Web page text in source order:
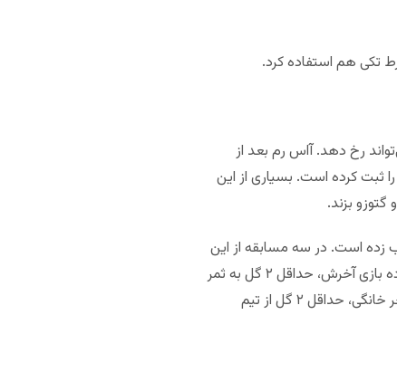
تکی هم استفاده کرد.
می‌تواند رخ دهد. آاس رم بعد از
ثبت کرده است. بسیاری از این
برده است. رم همچنین در این پنج بازی، حداقل ۲ گل به تیم رقیب زده است. در سه مسابقه از این
پنج بازی رم حتی ۳ گل هم به ثمر رسانده است. اگر آمار را بسط دهیم متوجه می شویم که رم در هشت مسابقه از ده بازی آخرش، حداقل ۲ گل به ثمر
رسانده است. ناپولی در سه مسابقه از چهار بازی آخر خانگی شکست خورده است. ناپولی در دو مسابقه از سه بازی آخر خانگی، حداقل ۲ گل از تیم